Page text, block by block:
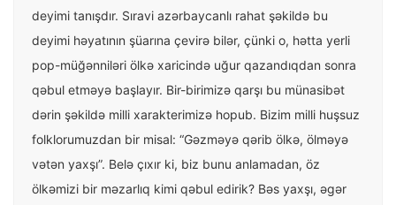
deyimi tanışdır. Sıravi azərbaycanlı rahat şəkildə bu
deyimi həyatının şüarına çevirə bilər, çünki o, hətta yerli
pop-müğənniləri ölkə xaricində uğur qazandıqdan sonra
qəbul etməyə başlayır. Bir-birimizə qarşı bu münasibət
dərin şəkildə milli xarakterimizə hopub. Bizim milli huşsuz
folklorumuzdan bir misal: “Gəzməyə qərib ölkə, ölməyə
vətən yaxşı”. Belə çıxır ki, biz bunu anlamadan, öz
ölkəmizi bir məzarlıq kimi qəbul edirik? Bəs yaxşı, əgər